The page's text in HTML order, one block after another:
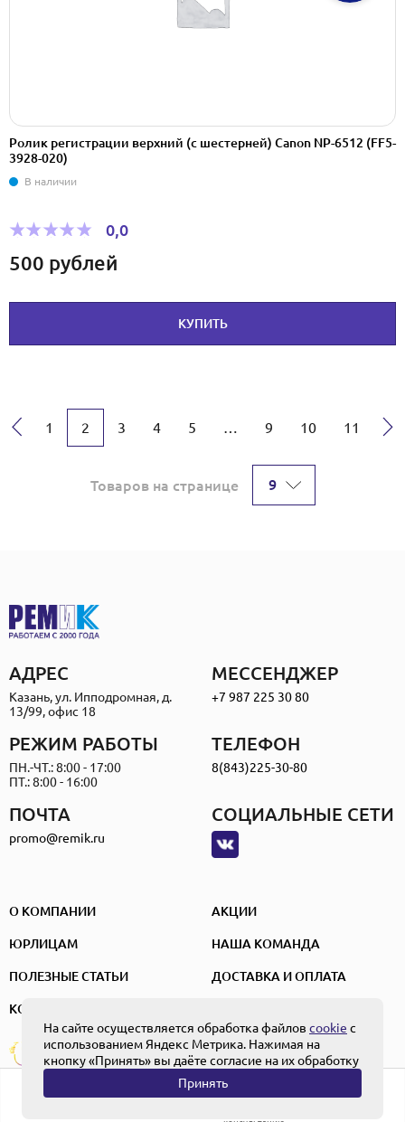
Ролик регистрации верхний (с шестерней) Canon NP-6512 (FF5-
3928-020)
В наличии
0,0
500 рублей
КУПИТЬ
← 1 2 3 4 5 … 9 10 11 →
Товаров на странице 9
АДРЕС
Казань, ул. Ипподромная, д.
13/99, офис 18
МЕССЕНДЖЕР
+7 987 225 30 80
ПОЧТА
promo@remik.ru
РЕЖИМ РАБОТЫ
ПН.-ЧТ.: 8:00 - 17:00
ПТ.: 8:00 - 16:00
ТЕЛЕФОН
8(843)225-30-80
СОЦИАЛЬНЫЕ СЕТИ
О КОМПАНИИ АКЦИИ
ЮРЛИЦАМ НАША КОМАНДА
ПОЛЕЗНЫЕ СТАТЬИ ДОСТАВКА И ОПЛАТА
КОНТАКТЫ
Создание и
продвижение
ПОЛЬЗОВАТЕЛЬСКОЕ СОГЛАШЕНИЕ
ПОЛИТИКА КОНФИДЕНЦИАЛЬНОСТИ
ПОЛОЖЕНИЕ ОБ ОБРАБОТКЕ ПЕРСОНАЛЬНЫХ ДАННЫХ
На сайте осуществляется обработка файлов cookie с
использованием Яндекс Метрика. Нажимая на
кнопку «Принять» вы даёте согласие на их обработку
Принять